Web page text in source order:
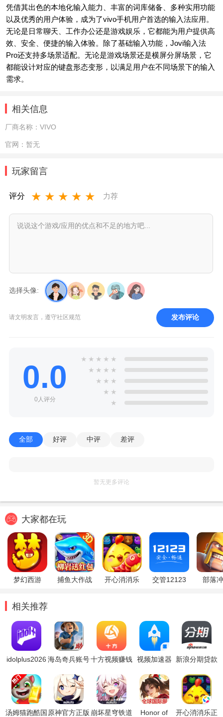
凭借其出色的本地化输入能力、丰富的词库储备、多种实用功能
以及优秀的用户体验，成为了vivo手机用户首选的输入法应用。
无论是日常聊天、工作办公还是游戏娱乐，它都能为用户提供高
效、安全、便捷的输入体验。除了基础输入功能，Jovi输入法
Pro还支持多场景适配。无论是游戏场景还是横屏分屏场景，它
都能设计对应的键盘形态变形，以满足用户在不同场景下的输入
需求。
相关信息
厂商名称： VIVO
官网： 暂无
玩家留言
评分 ★ ★ ★ ★ ★ 力荐
选择头像:
请文明发言，遵守社区规范 发布评论
0.0
0人评分
★ ★ ★ ★ ★
★ ★ ★ ★
★ ★ ★
★ ★
★
全部 好评 中评 差评
暂无更多评论
大家都在玩
梦幻西游 捕鱼大作战 开心消消乐 交管12123 部落
相关推荐
idolplus2026 海岛奇兵账号
版
十方视频赚钱 视频加速器
版
新浪分期贷款
汤姆猫跑酷国 原神官方正版 崩坏星穹铁道
Honor of
开心消消乐正